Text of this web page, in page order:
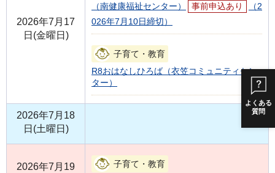
よくある
質問
2026年7月17
日(金曜日)
（南健康福祉センター）
事前申込あり
（2
026年7月10日締切）
子育て・教育
R8おはなしひろば（衣笠コミュニティセン
ター）
2026年7月18
日(土曜日)
2026年7月19
子育て・教育